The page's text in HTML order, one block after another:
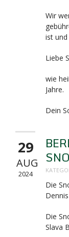
Wir
ist
Liebe
wie
Jahre.
Dein
29
AUG
2024
Die
Die
Slava